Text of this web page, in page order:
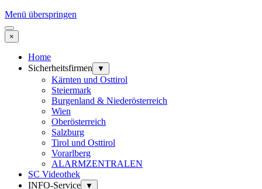
Menü überspringen
×
Home
Sicherheitsfirmen
▼
Kärnten und Osttirol
Steiermark
Burgenland & Niederösterreich
Wien
Oberösterreich
Salzburg
Tirol und Osttirol
Vorarlberg
ALARMZENTRALEN
SC Videothek
INFO-Service
▼